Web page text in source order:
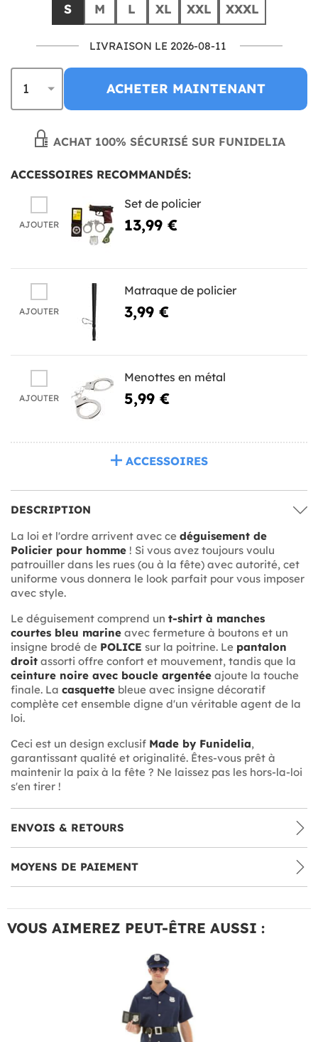
S M L XL XXL XXXL
LIVRAISON LE 2026-08-11
ACHETER MAINTENANT
ACHAT 100% SÉCURISÉ SUR FUNIDELIA
ACCESSOIRES RECOMMANDÉS:
AJOUTER
Set de policier
13,99 €
AJOUTER
Matraque de policier
3,99 €
AJOUTER
Menottes en métal
5,99 €
ACCESSOIRES
DESCRIPTION
La loi et l'ordre arrivent avec ce déguisement de
Policier pour homme ! Si vous avez toujours voulu
patrouiller dans les rues (ou à la fête) avec autorité, cet
uniforme vous donnera le look parfait pour vous imposer
avec style.
Le déguisement comprend un t-shirt à manches
courtes bleu marine avec fermeture à boutons et un
insigne brodé de POLICE sur la poitrine. Le pantalon
droit assorti offre confort et mouvement, tandis que la
ceinture noire avec boucle argentée ajoute la touche
finale. La casquette bleue avec insigne décoratif
complète cet ensemble digne d'un véritable agent de la
loi.
Ceci est un design exclusif Made by Funidelia,
garantissant qualité et originalité. Êtes-vous prêt à
maintenir la paix à la fête ? Ne laissez pas les hors-la-loi
s'en tirer !
ENVOIS & RETOURS
MOYENS DE PAIEMENT
VOUS AIMEREZ PEUT-ÊTRE AUSSI :